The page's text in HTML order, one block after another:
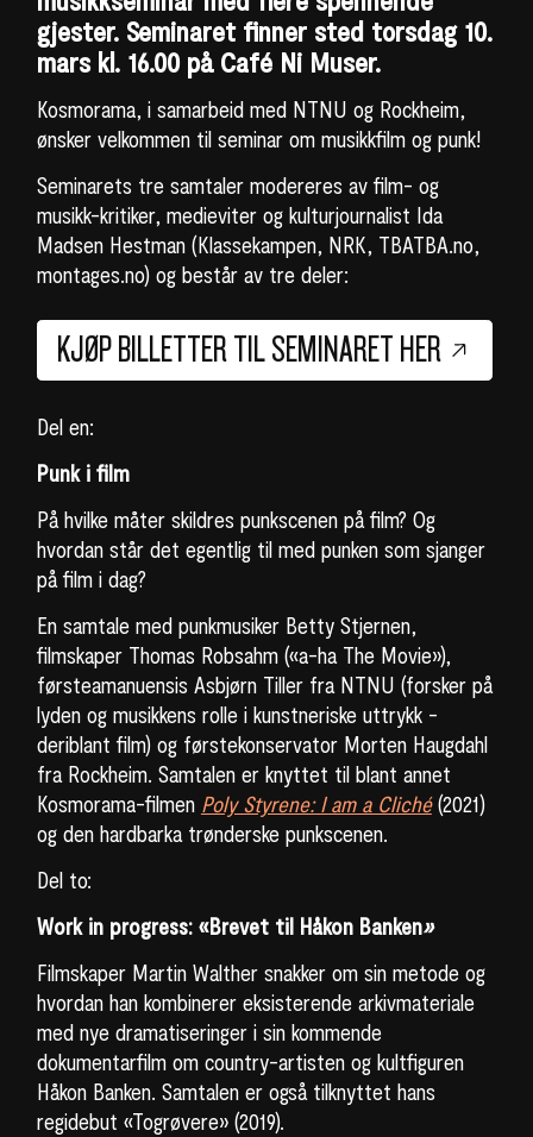
gjester. Seminaret finner sted torsdag 10.
mars kl. 16.00 på Café Ni Muser.
Kosmorama, i samarbeid med NTNU og Rockheim,
ønsker velkommen til seminar om musikkfilm og punk!
Seminarets tre samtaler modereres av film- og
musikk-kritiker, medieviter og kulturjournalist Ida
Madsen Hestman (Klassekampen, NRK, TBATBA.no,
montages.no) og består av tre deler:
KJØP BILLETTER TIL SEMINARET HER
Del en:
Punk i film
På hvilke måter skildres punkscenen på film? Og
hvordan står det egentlig til med punken som sjanger
på film i dag?
En samtale med punkmusiker Betty Stjernen,
filmskaper Thomas Robsahm («a-ha The Movie»),
førsteamanuensis Asbjørn Tiller fra NTNU (forsker på
lyden og musikkens rolle i kunstneriske uttrykk -
deriblant film) og førstekonservator Morten Haugdahl
fra Rockheim. Samtalen er knyttet til blant annet
Kosmorama-filmen Poly Styrene: I am a Cliché(2021)
og den hardbarka trønderske punkscenen.
Del to:
Work in progress: «Brevet til Håkon Banken»
Filmskaper Martin Walther snakker om sin metode og
hvordan han kombinerer eksisterende arkivmateriale
med nye dramatiseringer i sin kommende
dokumentarfilm om country-artisten og kultfiguren
Håkon Banken. Samtalen er også tilknyttet hans
regidebut «Togrøvere» (2019).